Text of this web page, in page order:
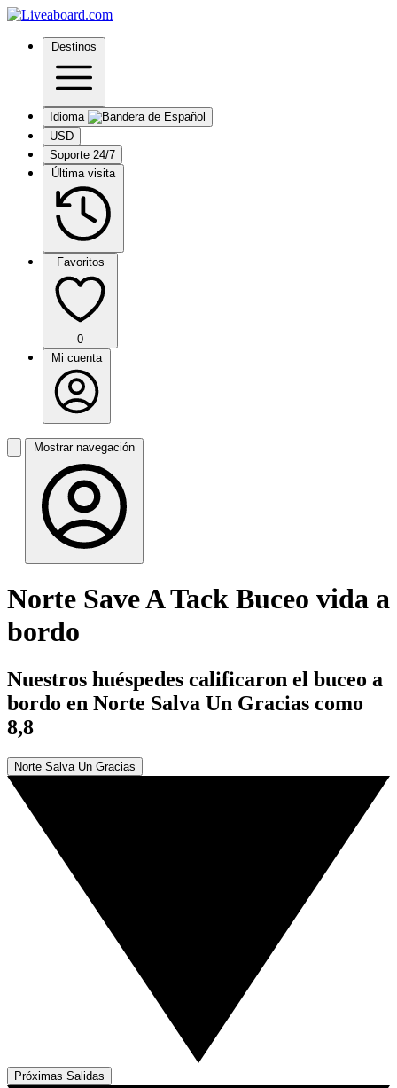
Destinos
Idioma
USD
Soporte 24/7
Última visita
Favoritos
0
Mi cuenta
Mostrar navegación
Norte Save A Tack Buceo vida a
bordo
Nuestros huéspedes calificaron el buceo a
bordo en Norte Salva Un Gracias como
8,8
Norte Salva Un Gracias
Próximas Salidas